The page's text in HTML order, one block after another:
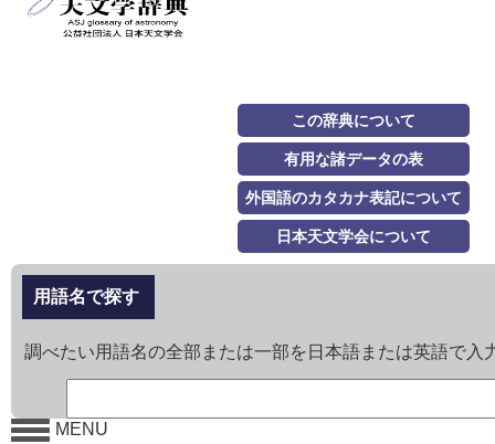
この辞典について
有用な諸データの表
外国語のカタカナ表記について
日本天文学会について
用語名で探す
調べたい用語名の全部または一部を日本語または英語で入
MENU